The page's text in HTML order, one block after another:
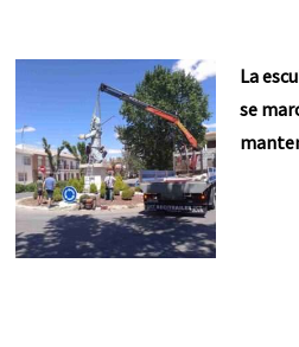
La
se